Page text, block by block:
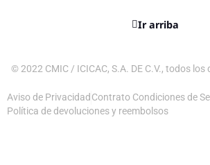
Ir arriba
© 2022 CMIC / ICICAC, S.A. DE C.V., todos
Aviso de Privacidad Contrato Condiciones de
Política de devoluciones y reembolsos